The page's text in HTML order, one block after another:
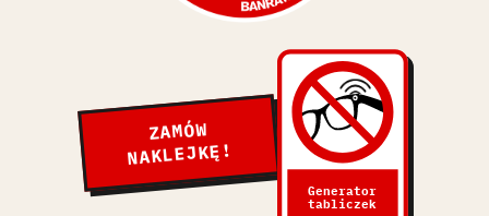
ZAMÓW
NAKLEJKĘ!
Generator
tabliczek